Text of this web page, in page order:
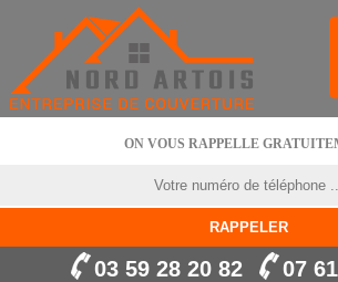
ON VOUS RAPPELLE
03 59 28 20 82 07